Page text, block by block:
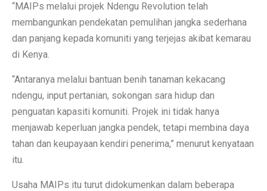
“MAIPs melalui projek Ndengu Revolution telah
membangunkan pendekatan pemulihan jangka sederhana
dan panjang kepada komuniti yang terjejas akibat kemarau
di Kenya.
“Antaranya melalui bantuan benih tanaman kekacang
ndengu, input pertanian, sokongan sara hidup dan
penguatan kapasiti komuniti. Projek ini tidak hanya
menjawab keperluan jangka pendek, tetapi membina daya
tahan dan keupayaan kendiri penerima,” menurut kenyataan
itu.
Usaha MAIPs itu turut didokumenkan dalam beberapa